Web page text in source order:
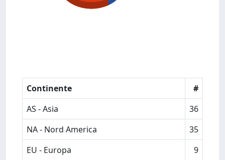
Continente
#
AS - Asia
36
NA - Nord America
35
EU - Europa
9